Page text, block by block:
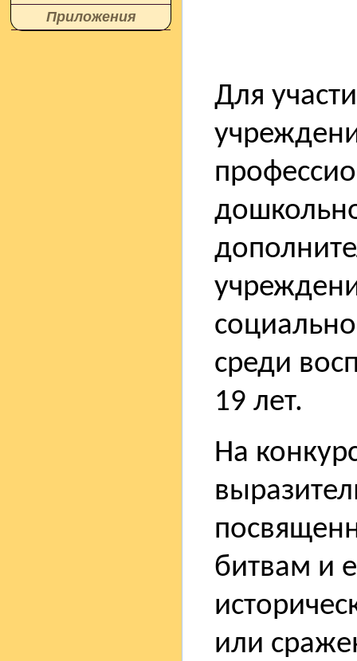
Приложения
Для
среди
19 лет.
На
битвам и
или